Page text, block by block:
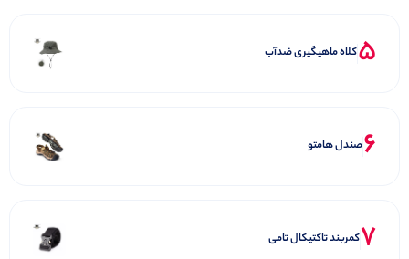
5کلاه ماهیگیری ضدآب
6صندل هامتو
7کمربند تاکتیکال تامی